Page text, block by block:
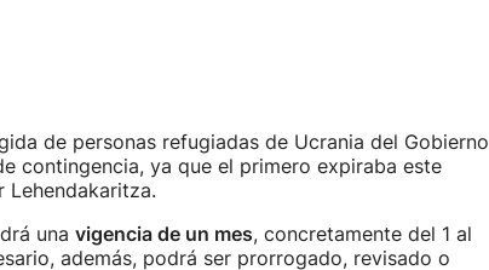
de personas refugiadas de Ucrania del Gobierno
contingencia, ya que el primero expiraba este
Lehendakaritza.
una vigencia de un mes, concretamente del 1 al
además, podrá ser prorrogado, revisado o